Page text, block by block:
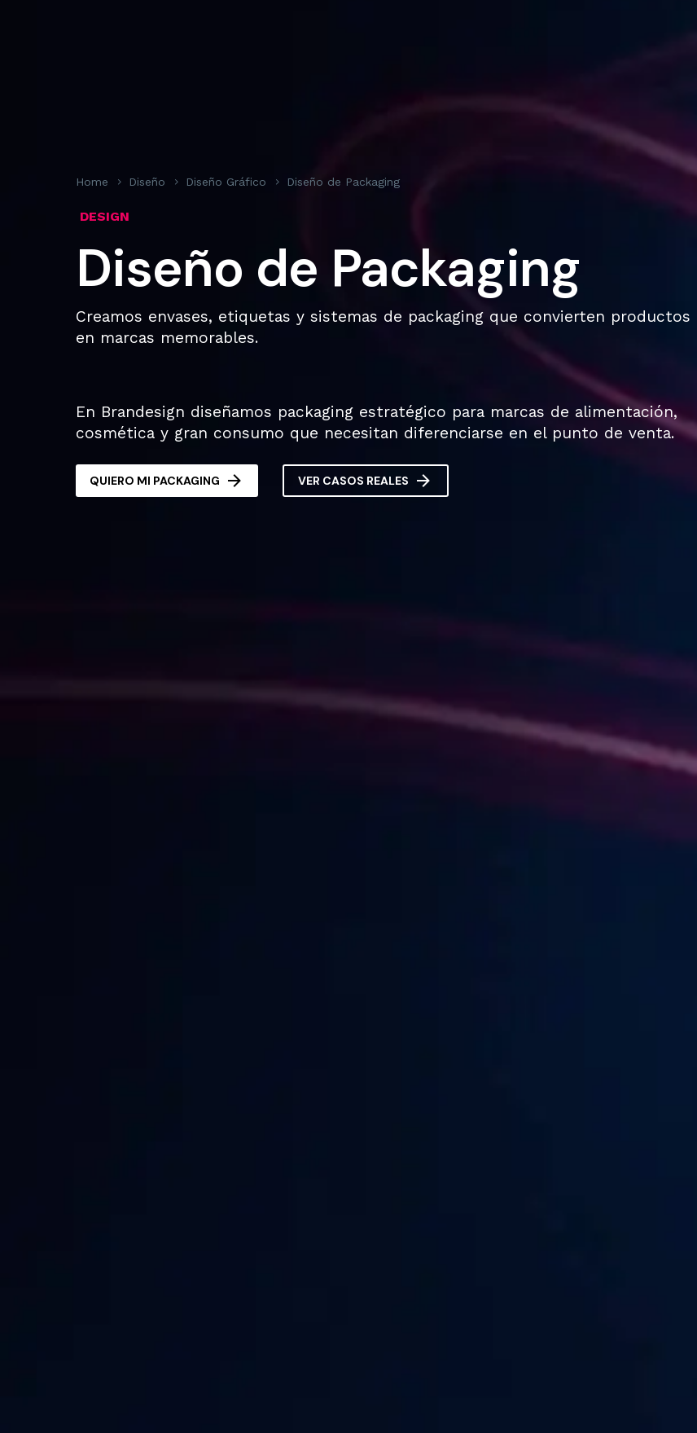
Home Diseño Diseño Gráfico Diseño de Packaging
DESIGN
Diseño de Packaging
Creamos envases, etiquetas y sistemas de packaging que convierten productos
en marcas memorables.
En Brandesign diseñamos packaging estratégico para marcas de alimentación,
cosmética y gran consumo que necesitan diferenciarse en el punto de venta.
QUIERO MI PACKAGING  VER CASOS REALES 